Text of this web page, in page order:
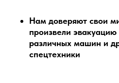
Нам доверяют свои
произвели
различных машин и
спецтехники